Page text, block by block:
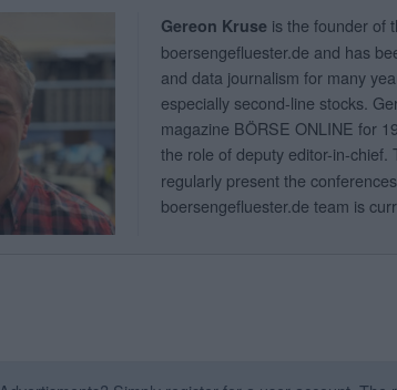
Gereon Kruse is the founder of
boersengefluester.de and has
and data journalism for many
especially second-line stocks.
magazine BÖRSE ONLINE for
the role of deputy editor-in-chief.
regularly present the
boersengefluester.de team is